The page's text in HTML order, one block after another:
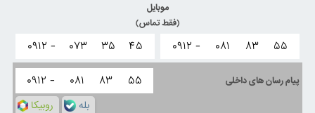
موبایل
(فقط تماس)
۰۹۱۲ - ۰۸۱ ۸۳ ۵۵ ۰۹۱۲ - ۰۷۳ ۳۵ ۴۵
پیام رسان های داخلی ۰۹۱۲ - ۰۸۱ ۸۳ ۵۵
روبیکا بله